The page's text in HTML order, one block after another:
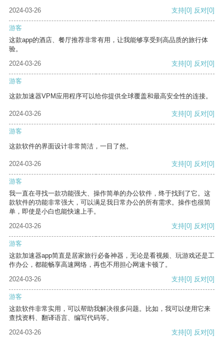
2024-03-26 支持[0] 反对[0]
游客
这款app的酒店、餐厅推荐非常有用，让我能够享受到高品质的旅行体
验。
2024-03-26
支持[0] 反对[0]
游客
这款加速器VPM应用程序可以给你提供全球覆盖和最高安全性的连接。
2024-03-26 支持[0] 反对[0]
游客
这款软件的界面设计非常简洁，一目了然。
2024-03-26 支持[0] 反对[0]
游客
我一直在寻找一款功能强大、操作简单的办公软件，终于找到了它。这
款软件的功能非常强大，可以满足我日常办公的所有需求。操作也很简
单，即使是小白也能快速上手。
2024-03-26
支持[0] 反对[0]
游客
这款加速器app简直是居家旅行必备神器，无论是看视频、玩游戏还是工
作办公，都能畅享高速网络，再也不用担心网速卡顿了。
2024-03-26
支持[0] 反对[0]
游客
这款软件非常实用，可以帮助我解决很多问题。比如，我可以使用它来
查找资料、翻译语言、编写代码等。
2024-03-26
支持[0] 反对[0]